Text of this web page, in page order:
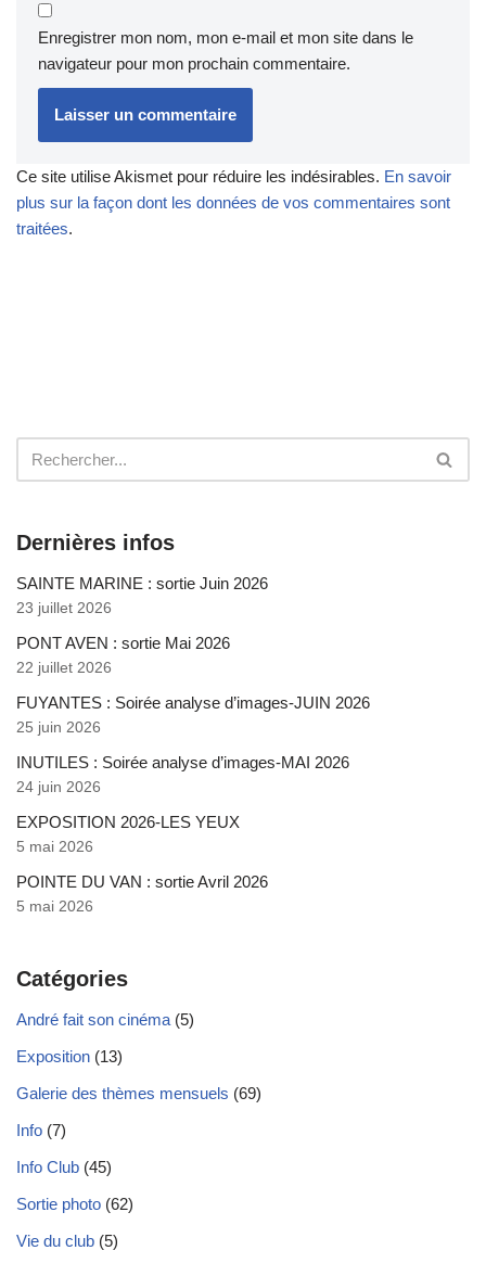
Enregistrer mon nom, mon e-mail et mon site dans le
navigateur pour mon prochain commentaire.
Ce site utilise Akismet pour réduire les indésirables. En savoir
plus sur la façon dont les données de vos commentaires sont
traitées.
Dernières infos
SAINTE MARINE : sortie Juin 2026
23 juillet 2026
PONT AVEN : sortie Mai 2026
22 juillet 2026
FUYANTES : Soirée analyse d’images-JUIN 2026
25 juin 2026
INUTILES : Soirée analyse d’images-MAI 2026
24 juin 2026
EXPOSITION 2026-LES YEUX
5 mai 2026
POINTE DU VAN : sortie Avril 2026
5 mai 2026
Catégories
André fait son cinéma (5)
Exposition (13)
Galerie des thèmes mensuels (69)
Info (7)
Info Club (45)
Sortie photo (62)
Vie du club (5)